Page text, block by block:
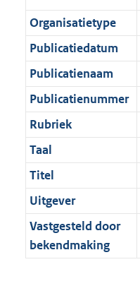
m
a
a
t
r
m
a
a
t
n
d
Organisatietype
Publicatiedatum
Publicatienaam
Publicatienummer
Rubriek
Taal
Titel
Uitgever
Vastgesteld door
bekendmaking